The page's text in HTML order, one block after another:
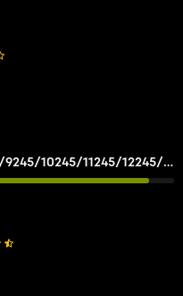
ZTS/ZETOR 8245/9245/10245/11245/12245/14245/16245